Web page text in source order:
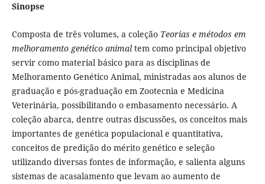
Sinopse
Composta de três volumes, a coleção Teorias e métodos em
melhoramento genético animaltem como principal objetivo
servir como material básico para as disciplinas de
Melhoramento Genético Animal, ministradas aos alunos de
graduação e pós-graduação em Zootecnia e Medicina
Veterinária, possibilitando o embasamento necessário. A
coleção abarca, dentre outras discussões, os conceitos mais
importantes de genética populacional e quantitativa,
conceitos de predição do mérito genético e seleção
utilizando diversas fontes de informação, e salienta alguns
sistemas de acasalamento que levam ao aumento de